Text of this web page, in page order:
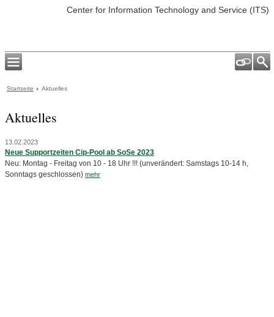
Center for Information Technology and Service (ITS)
Startseite Aktuelles
Aktuelles
13.02.2023
Neue Supportzeiten Cip-Pool ab SoSe 2023
Neu: Montag - Freitag von 10 - 18 Uhr !!! (unverändert: Samstags 10-14 h,
Sonntags geschlossen) mehr